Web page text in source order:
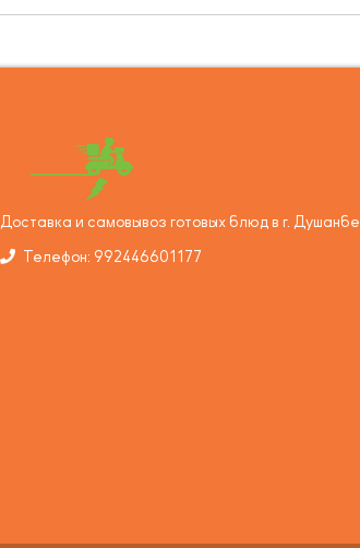
Доставка и самовывоз готовых блюд в г. Душанбе
Телефон: 992446601177